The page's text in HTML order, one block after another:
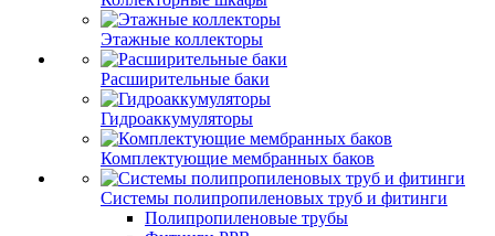
Этажные коллекторы
Расширительные баки
Гидроаккумуляторы
Комплектующие мембранных баков
Системы полипропиленовых труб и фитинги
Полипропиленовые трубы